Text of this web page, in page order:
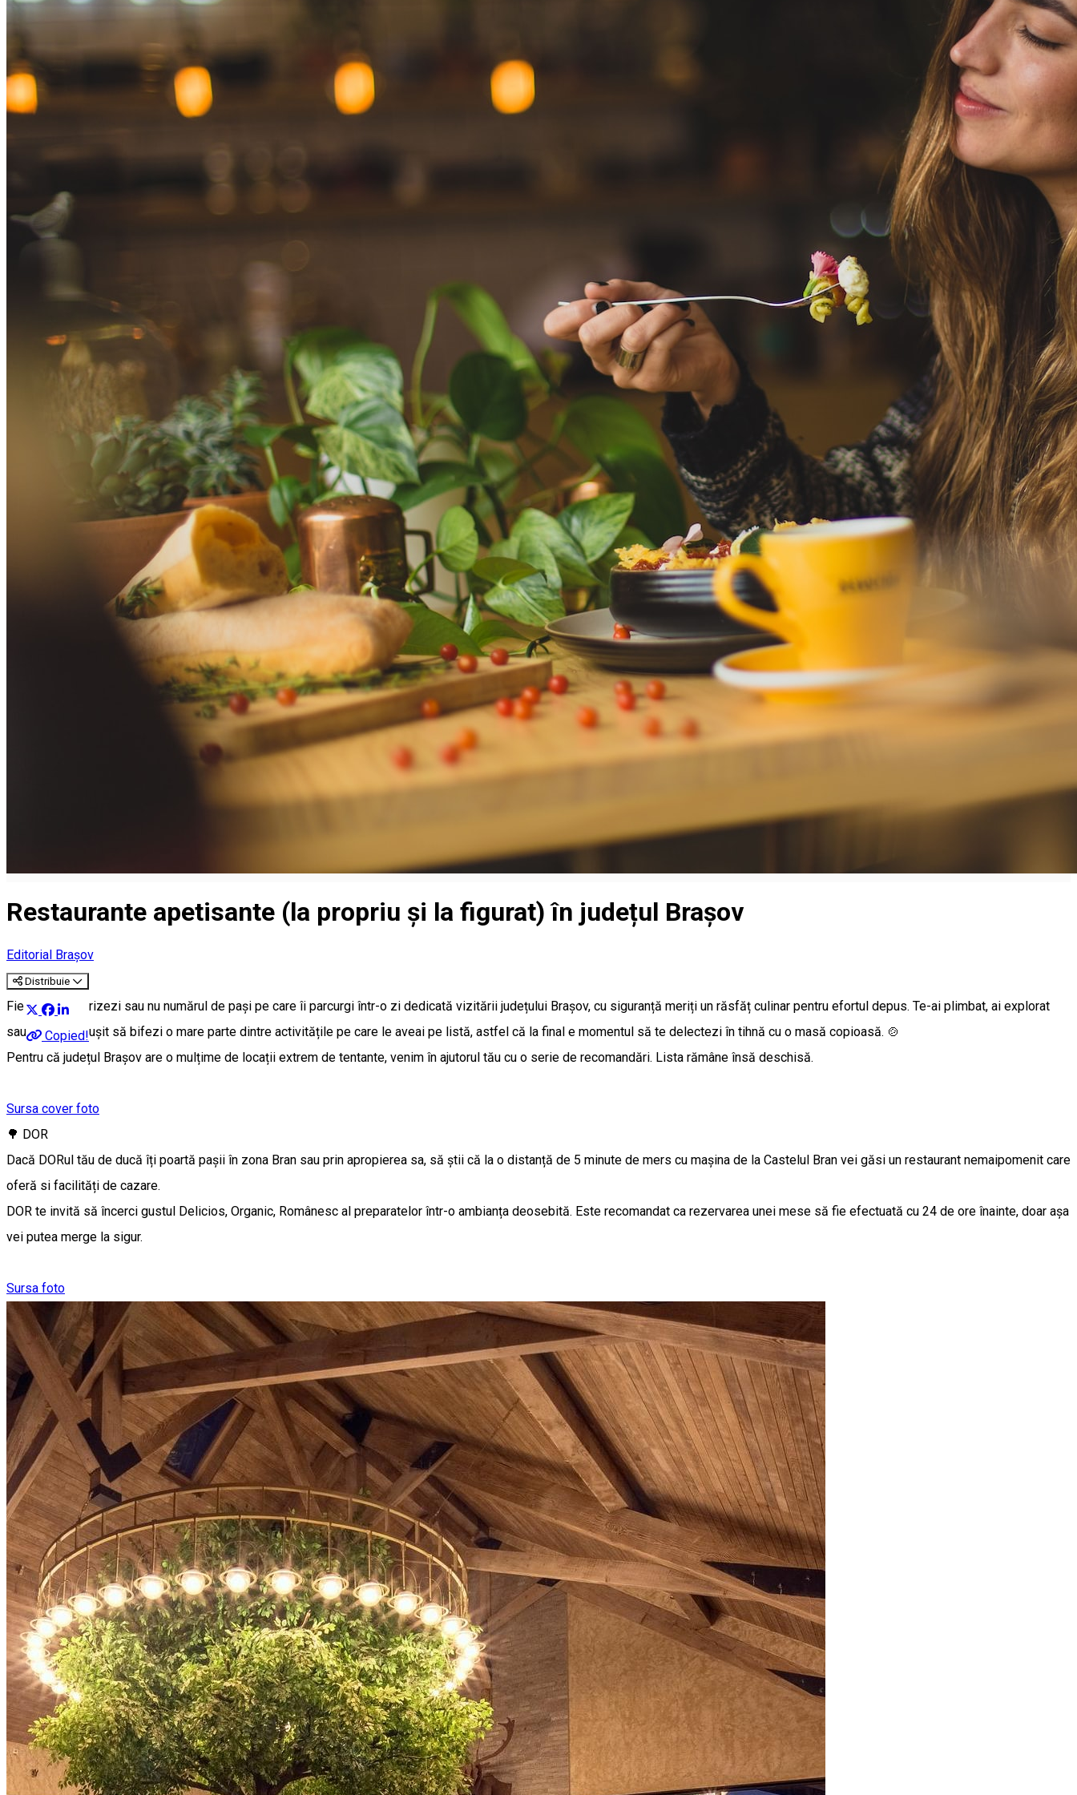
Restaurante apetisante (la propriu și la figurat) în județul Brașov
Editorial Brașov
Distribuie
Copied!
Fie că îți contorizezi sau nu numărul de pași pe care îi parcurgi într-o zi dedicată vizitării județului Brașov, cu siguranță meriți un răsfăț culinar pentru efortul depus. Te-ai plimbat, ai explorat
sau poate ai reușit să bifezi o mare parte dintre activitățile pe care le aveai pe listă, astfel că la final e momentul să te delectezi în tihnă cu o masă copioasă. 🍲
Pentru că județul Brașov are o mulțime de locații extrem de tentante, venim în ajutorul tău cu o serie de recomandări. Lista rămâne însă deschisă.
Sursa cover foto
🌳 DOR
Dacă DORul tău de ducă îți poartă pașii în zona Bran sau prin apropierea sa, să știi că la o distanță de 5 minute de mers cu mașina de la Castelul Bran vei găsi un restaurant nemaipomenit care
oferă si facilități de cazare.
DOR te invită să încerci gustul Delicios, Organic, Românesc al preparatelor într-o ambianța deosebită. Este recomandat ca rezervarea unei mese să fie efectuată cu 24 de ore înainte, doar așa
vei putea merge la sigur.
Sursa foto